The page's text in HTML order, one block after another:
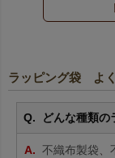
ラッピング袋 よ
どんな種類の
不織布製袋